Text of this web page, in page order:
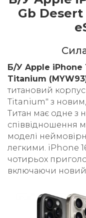
Gb
Б/У Apple iPhone
Titanium
титановий
Titanium" з
Титан має одне з
співвідношення
моделі
легкими. iPhone
чотирьох
включаючи